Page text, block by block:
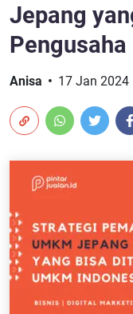
Jepang
Anisa 17 Jan 2024